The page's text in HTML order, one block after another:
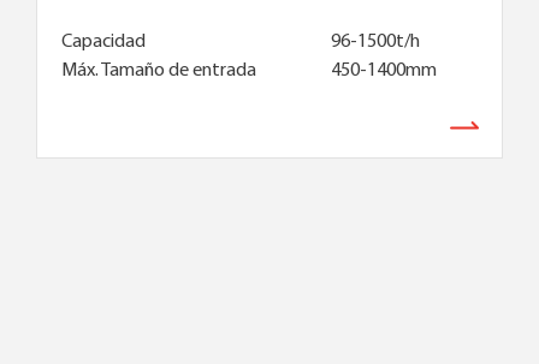
Capacidad
96-1500t/h
Máx. Tamaño de entrada
450-1400mm